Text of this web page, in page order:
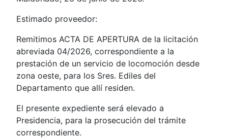
Estimado proveedor:
Remitimos ACTA DE APERTURA de la licitación
abreviada 04/2026, correspondiente a la
prestación de un servicio de locomoción desde
zona oeste, para los Sres. Ediles del
Departamento que allí residen.
El presente expediente será elevado a
Presidencia, para la prosecución del trámite
correspondiente.